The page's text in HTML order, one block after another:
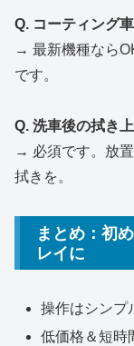
Q. コーティング
→ 最新機種なら
です。
Q. 洗車後の拭き
→ 必須です。放
拭きを。
まとめ：初
レイに
操作はシンプ
低価格＆短時